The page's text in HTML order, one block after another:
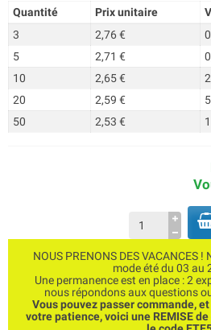
Quantité Prix unitaire
3
2,76 €
5
2,71 €
10
2,65 €
20
2,59 €
50
2,53 €
NOUS PRENONS DES VACANCES
mode été du 03 au
Une permanence est en place : 2
nous répondons aux questions
Vous pouvez passer commande,
votre patience, voici une REMISE